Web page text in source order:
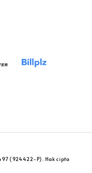
(924422-P). Hak cipta